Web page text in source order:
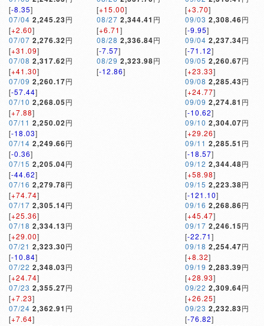
[-8.35]
07/04 2,245.23円
[+2.60]
07/07 2,276.32円
[+31.09]
07/08 2,317.62円
[+41.30]
07/09 2,260.17円
[-57.44]
07/10 2,268.05円
[+7.88]
07/11 2,250.02円
[-18.03]
07/14 2,249.66円
[-0.36]
07/15 2,205.04円
[-44.62]
07/16 2,279.78円
[+74.74]
07/17 2,305.14円
[+25.36]
07/18 2,334.13円
[+29.00]
07/21 2,323.30円
[-10.84]
07/22 2,348.03円
[+24.74]
07/23 2,355.27円
[+7.23]
07/24 2,362.91 円
[+7.64]
[+15.00]
08/27 2,344.41 円
[+6.71]
08/28 2,336.84円
[-7.57]
08/29 2,323.98円
[-12.86]
[+3.70]
09/03 2,308.46円
[-9.95]
09/04 2,237.34円
[-71.12]
09/05 2,260.67円
[+23.33]
09/08 2,285.43円
[+24.77]
09/09 2,274.81 円
[-10.62]
09/10 2,304.07円
[+29.26]
09/11 2,285.51 円
[-18.57]
09/12 2,344.48円
[+58.98]
09/15 2,223.38円
[-121.10]
09/16 2,268.86円
[+45.47]
09/17 2,246.15円
[-22.71]
09/18 2,254.47円
[+8.32]
09/19 2,283.39円
[+28.93]
09/22 2,309.64円
[+26.25]
09/23 2,232.83円
[-76.82]